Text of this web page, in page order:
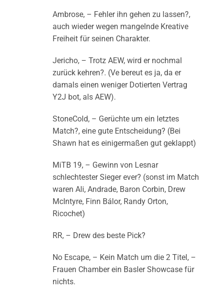
Ambrose, – Fehler ihn gehen zu lassen?,
auch wieder wegen mangelnde Kreative
Freiheit für seinen Charakter.
Jericho, – Trotz AEW, wird er nochmal
zurück kehren?. (Ve bereut es ja, da er
damals einen weniger Dotierten Vertrag
Y2J bot, als AEW).
StoneCold, – Gerüchte um ein letztes
Match?, eine gute Entscheidung? (Bei
Shawn hat es einigermaßen gut geklappt)
MiTB 19, – Gewinn von Lesnar
schlechtester Sieger ever? (sonst im Match
waren Ali, Andrade, Baron Corbin, Drew
McIntyre, Finn Bálor, Randy Orton,
Ricochet)
RR, – Drew des beste Pick?
No Escape, – Kein Match um die 2 Titel, –
Frauen Chamber ein Basler Showcase für
nichts.